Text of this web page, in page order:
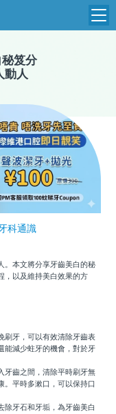
笈分
動人
牙科通識
本文將分享牙齒美白的秘
，以及維持美白效果的方
牙，可以有效清除牙齒表
能減少蛀牙的機會，對於牙
齒之間，清除平時刷牙無
。平時多漱口，可以保持口
牙石和牙垢，為牙齒美白